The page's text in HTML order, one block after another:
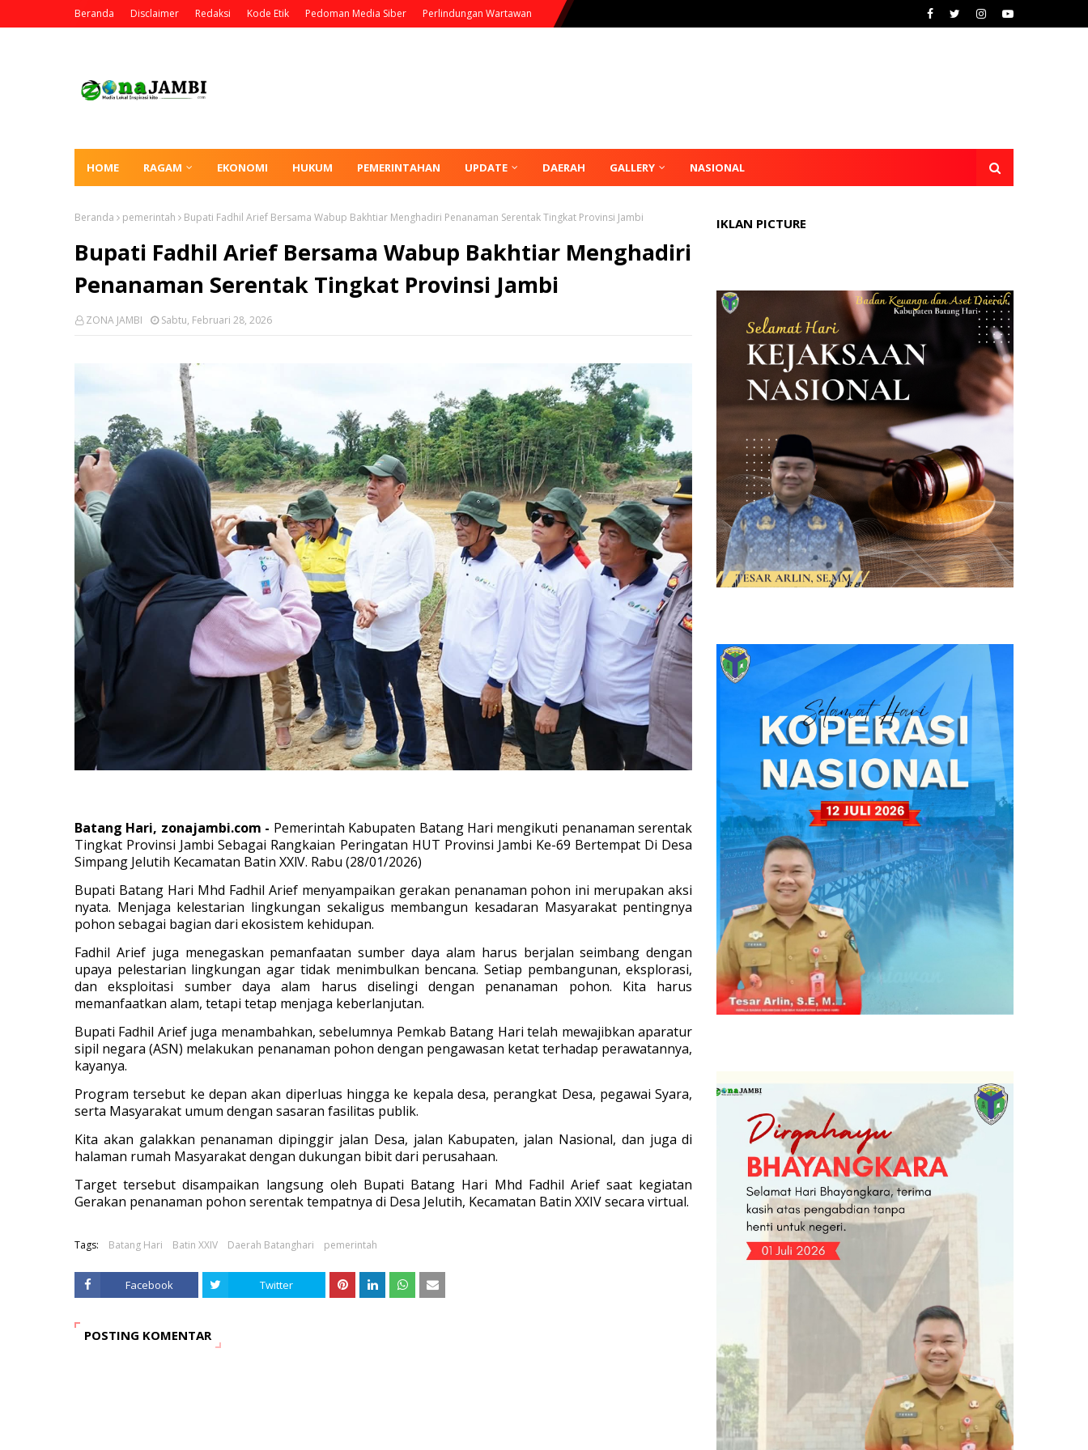
Beranda Disclaimer Redaksi Kode Etik Pedoman Media Siber Perlindungan Wartawan
HOME RAGAM EKONOMI HUKUM PEMERINTAHAN UPDATE DAERAH GALLERY NASIONAL
Beranda pemerintah Bupati Fadhil Arief Bersama Wabup Bakhtiar Menghadiri Penanaman Serentak Tingkat Provinsi Jambi
Bupati Fadhil Arief Bersama Wabup Bakhtiar Menghadiri
Penanaman Serentak Tingkat Provinsi Jambi
ZONA JAMBI Sabtu, Februari 28, 2026
Batang Hari, zonajambi.com - Pemerintah Kabupaten Batang Hari mengikuti penanaman serentak
Tingkat Provinsi Jambi Sebagai Rangkaian Peringatan HUT Provinsi Jambi Ke-69 Bertempat Di Desa
Simpang Jelutih Kecamatan Batin XXlV. Rabu (28/01/2026)
Bupati Batang Hari Mhd Fadhil Arief menyampaikan gerakan penanaman pohon ini merupakan aksi
nyata. Menjaga kelestarian lingkungan sekaligus membangun kesadaran Masyarakat pentingnya
pohon sebagai bagian dari ekosistem kehidupan.
Fadhil Arief juga menegaskan pemanfaatan sumber daya alam harus berjalan seimbang dengan
upaya pelestarian lingkungan agar tidak menimbulkan bencana. Setiap pembangunan, eksplorasi,
dan eksploitasi sumber daya alam harus diselingi dengan penanaman pohon. Kita harus
memanfaatkan alam, tetapi tetap menjaga keberlanjutan.
Bupati Fadhil Arief juga menambahkan, sebelumnya Pemkab Batang Hari telah mewajibkan aparatur
sipil negara (ASN) melakukan penanaman pohon dengan pengawasan ketat terhadap perawatannya,
kayanya.
Program tersebut ke depan akan diperluas hingga ke kepala desa, perangkat Desa, pegawai Syara,
serta Masyarakat umum dengan sasaran fasilitas publik.
Kita akan galakkan penanaman dipinggir jalan Desa, jalan Kabupaten, jalan Nasional, dan juga di
halaman rumah Masyarakat dengan dukungan bibit dari perusahaan.
Target tersebut disampaikan langsung oleh Bupati Batang Hari Mhd Fadhil Arief saat kegiatan
Gerakan penanaman pohon serentak tempatnya di Desa Jelutih, Kecamatan Batin XXIV secara virtual.
Tags: Batang Hari Batin XXIV Daerah Batanghari pemerintah
Facebook Twitter
POSTING KOMENTAR
IKLAN PICTURE